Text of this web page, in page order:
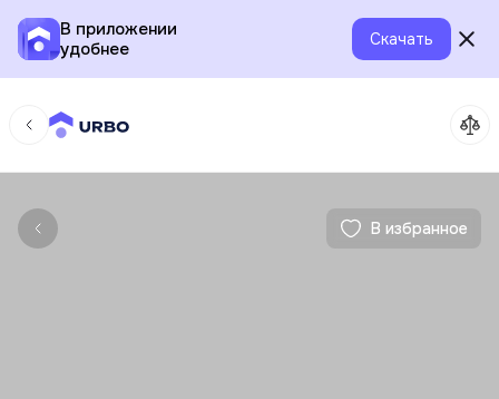
В приложении
удобнее
Скачать
В избранное